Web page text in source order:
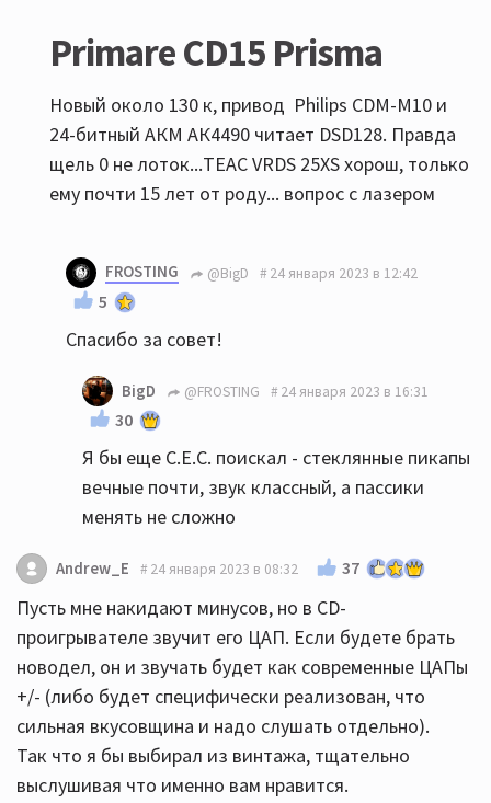
Primare CD15 Prisma
Новый около 130 к, привод Philips CDM-M10 и
24-битный АКМ АК4490 читает DSD128. Правда
щель 0 не лоток...TEAC VRDS 25XS хорош, только
ему почти 15 лет от роду... вопрос с лазером
FROSTING @BigD 24 января 2023 в 12:42
5
Спасибо за совет!
BigD @FROSTING 24 января 2023 в 16:31
30
Я бы еще C.E.C. поискал - стеклянные пикапы
вечные почти, звук классный, а пассики
менять не сложно
Andrew_E 24 января 2023 в 08:32 37
Пусть мне накидают минусов, но в CD-
проигрывателе звучит его ЦАП. Если будете брать
новодел, он и звучать будет как современные ЦАПы
+/- (либо будет специфически реализован, что
сильная вкусовщина и надо слушать отдельно).
Так что я бы выбирал из винтажа, тщательно
выслушивая что именно вам нравится.